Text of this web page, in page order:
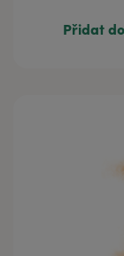
412 Kč
Přidat